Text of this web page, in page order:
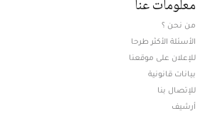
معلومات عنا
من نحن ؟
الأسئلة الأكثر طرحا
للإعلان على موقعنا
بيانات قانونية
للإتصال بنا
أرشيف